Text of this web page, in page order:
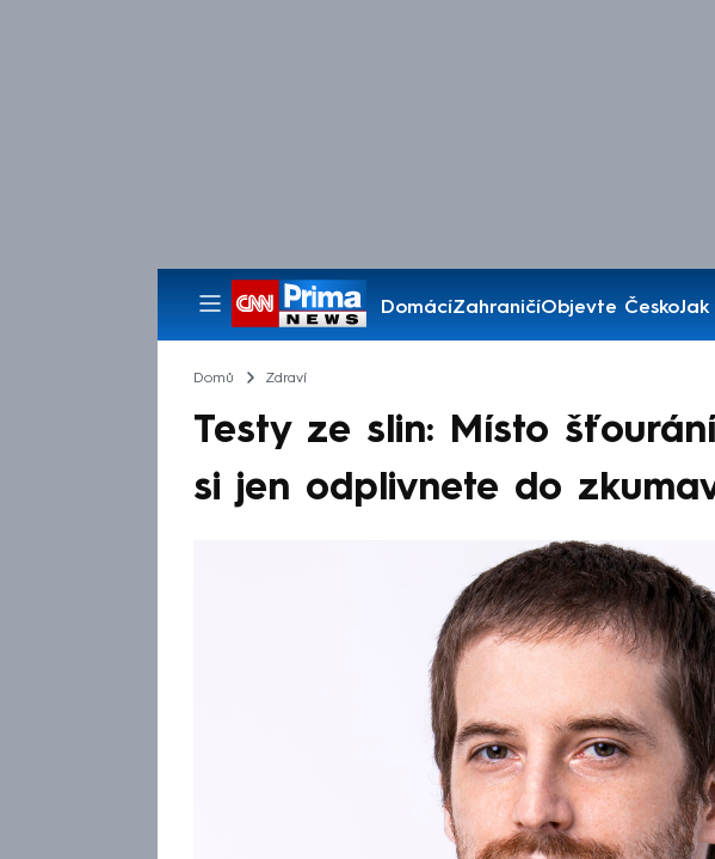
DomácíZahraničíObjevte Česko
Pořady
Domů Zdraví
Testy ze slin: Místo
si jen odplivnete do